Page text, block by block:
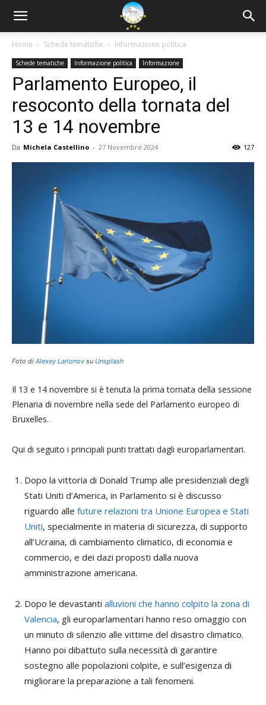
Home Schede tematiche Informazione politica
Schede tematiche Informazione politica Informazione
Parlamento Europeo, il
resoconto della tornata del
13 e 14 novembre
Da Michela Castellino - 27 Novembre 2024 127
Foto di Alexey Larionov su Unsplash
Il 13 e 14 novembre si è tenuta la prima tornata della sessione
Plenaria di novembre nella sede del Parlamento europeo di
Bruxelles.
Qui di seguito i principali punti trattati dagli europarlamentari.
Dopo la vittoria di Donald Trump alle presidenziali degli
Stati Uniti d’America, in Parlamento si è discusso
riguardo alle future relazioni tra Unione Europea e Stati
Uniti, specialmente in materia di sicurezza, di supporto
all’Ucraina, di cambiamento climatico, di economia e
commercio, e dei dazi proposti dalla nuova
amministrazione americana.
Dopo le devastanti alluvioni che hanno colpito la zona di
Valencia, gli europarlamentari hanno reso omaggio con
un minuto di silenzio alle vittime del disastro climatico.
Hanno poi dibattuto sulla necessità di garantire
sostegno alle popolazioni colpite, e sull’esigenza di
migliorare la preparazione a tali fenomeni.